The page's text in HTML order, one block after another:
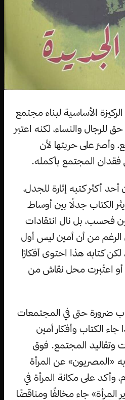
الأساسية لبناء مجتمع
للرجال والنساء، لكنه اعتبر
وأصرّ على حريتها لأن
فقدان المجتمع بأكمله.
أمين أحد أكثر كتبه إثارة للجدل،
الكتاب جدلًا بين أوساط
فحسب، بل نال انتقادات
الرغم من أن أمين ليس أول
كتابه هذا احتوى أفكارًا
أو اعتُبرت محل نقاش من
ضرورة حتى في المجتمعات
جاء الكتاب وأفكار أمين
وتقاليد المجتمع. فوق
«المصريون» عن المرأة
وأكد على مكانة المرأة في
المرأة» جاء مخالفًا ومناقضًا